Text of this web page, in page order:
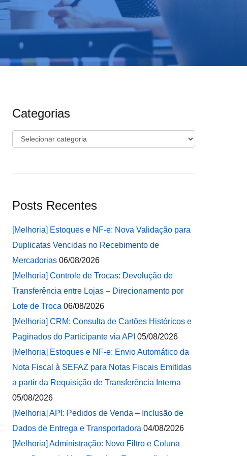
Categorias
Categorias
Posts Recentes
[Melhoria] Estoques e NF-e: Nova Validação para
Duplicatas Vencidas no Recebimento de
Mercadorias 06/08/2026
[Melhoria] Controle de Trocas: Devolução de
Transferência entre Lojas – Direcionamento por
Lote de Troca 06/08/2026
[Melhoria] CRM: Consulta de Cartões Históricos e
Paginados do Participante via API 05/08/2026
[Melhoria] Estoques e NF-e: Envio Automático da
Nota Fiscal à SEFAZ para Notas Fiscais Emitidas
a partir da Requisição de Transferência Interna
05/08/2026
[Melhoria] API: Pedidos de Venda – Inclusão de
Dados de Entrega e Transportadora 04/08/2026
[Melhoria] Administração: Novo Filtro e Coluna